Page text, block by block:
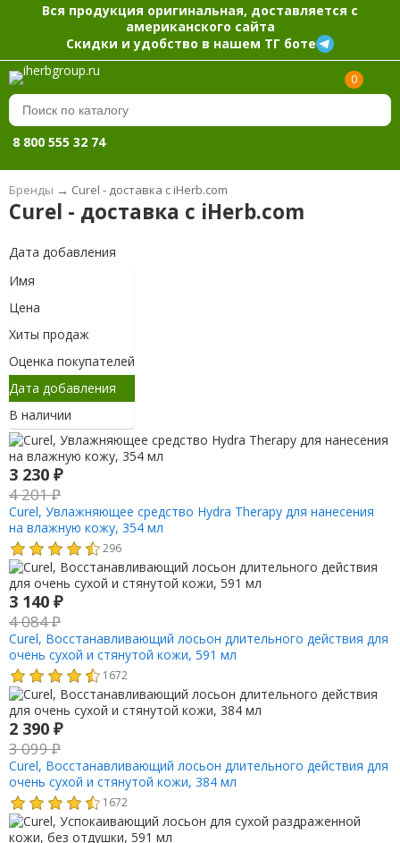
Вся продукция оригинальная, доставляется с
американского сайта
Скидки и удобство в нашем ТГ боте
0
8 800 555 32 74
Бренды → Curel - доставка с iHerb.com
Curel - доставка с iHerb.com
Дата добавления
Имя
Цена
Хиты продаж
Оценка покупателей
Дата добавления
В наличии
3 230 ₽
4 201₽
Curel, Увлажняющее средство Hydra Therapy для нанесения
на влажную кожу, 354 мл
296
3 140 ₽
4 084₽
Curel, Восстанавливающий лосьон длительного действия для
очень сухой и стянутой кожи, 591 мл
1672
2 390 ₽
3 099₽
Curel, Восстанавливающий лосьон длительного действия для
очень сухой и стянутой кожи, 384 мл
1672